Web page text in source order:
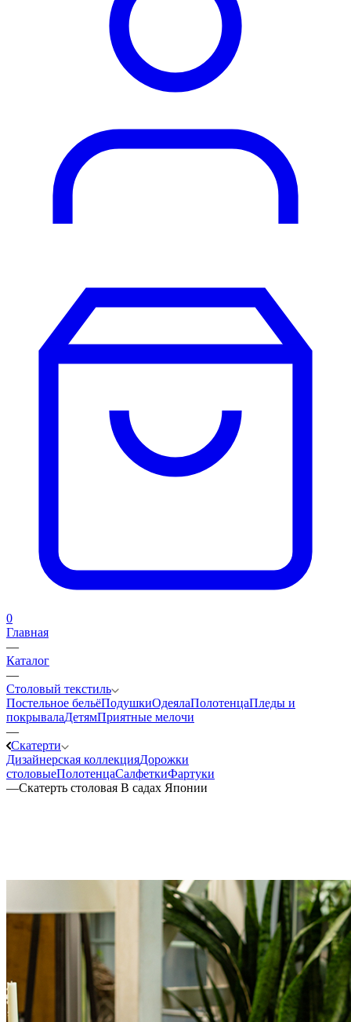
0
Главная
—
Каталог
—
Столовый текстиль
Постельное бельёПодушкиОдеялаПолотенцаПледы и
покрывалаДетямПриятные мелочи
—
Скатерти
Дизайнерская коллекцияДорожки
столовыеПолотенцаСалфеткиФартуки
—Скатерть столовая В садах Японии